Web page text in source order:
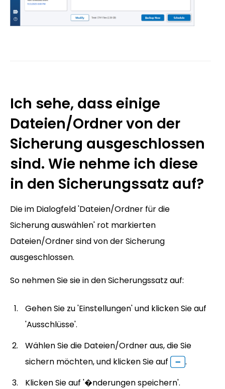
Ich sehe, dass einige
Dateien/Ordner von der
Sicherung ausgeschlossen
sind. Wie nehme ich diese
in den Sicherungssatz auf?
Die im Dialogfeld 'Dateien/Ordner für die
Sicherung auswählen' rot markierten
Dateien/Ordner sind von der Sicherung
ausgeschlossen.
So nehmen Sie sie in den Sicherungssatz auf:
Gehen Sie zu 'Einstellungen' und klicken Sie auf
'Ausschlüsse'.
Wählen Sie die Dateien/Ordner aus, die Sie
sichern möchten, und klicken Sie auf
.
Klicken Sie auf '�nderungen speichern'.